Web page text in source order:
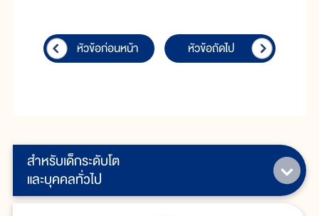
สำหรับเด็กระดับโต
และบุคคลทั่วไป
หัวข้อก่อนหน้า หัวข้อถัดไป